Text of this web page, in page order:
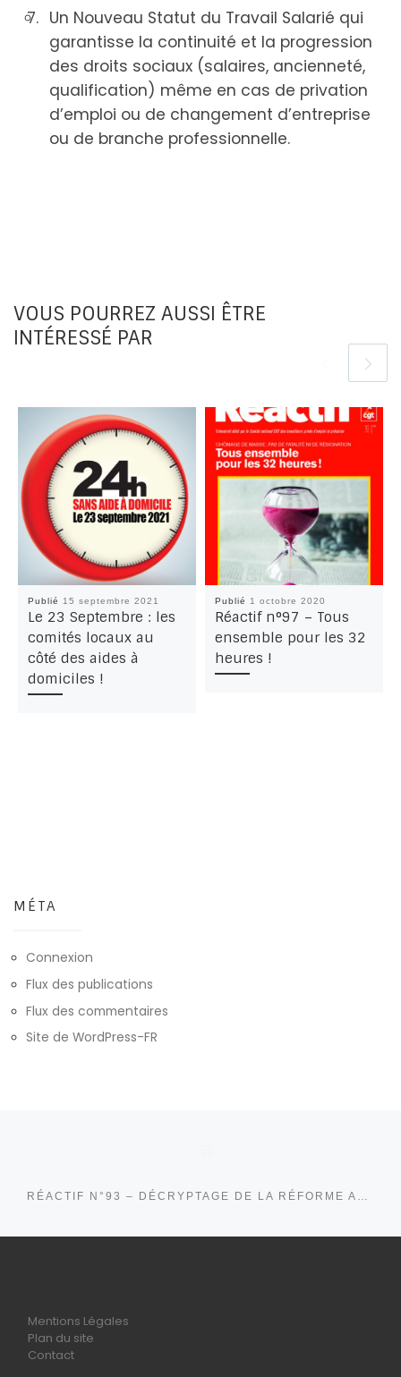
Un Nouveau Statut du Travail Salarié qui
garantisse la continuité et la progression
des droits sociaux (salaires, ancienneté,
qualification) même en cas de privation
d’emploi ou de changement d’entreprise
ou de branche professionnelle.
VOUS POURREZ AUSSI ÊTRE
INTÉRESSÉ PAR
Publié 15 septembre 2021
Le 23 Septembre : les
comités locaux au
côté des aides à
domiciles !
Publié 1 octobre 2020
Réactif n°97 – Tous
ensemble pour les 32
heures !
MÉTA
Connexion
Flux des publications
Flux des commentaires
Site de WordPress-FR
Mentions Légales
Plan du site
Contact